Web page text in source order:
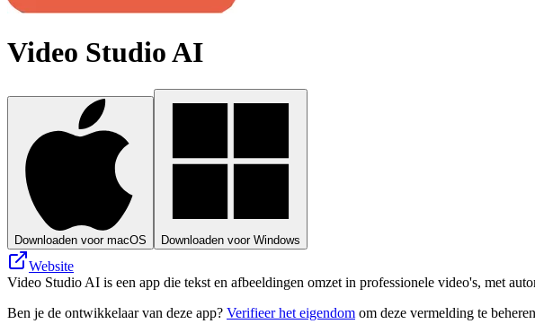
Video Studio AI
Downloaden voor macOS Downloaden voor Windows
Website
Video Studio AI is een app die tekst en afbeeldingen omzet in professionele video's, met
Ben je de ontwikkelaar van deze app? Verifieer het eigendom om deze vermelding te